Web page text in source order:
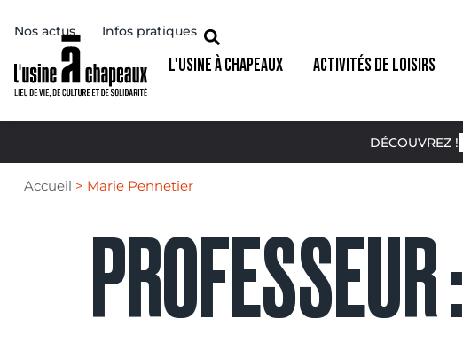
Nos actus Infos pratiques
L'USINE À CHAPEAUX ACTIVITÉS DE LOISIRS
DÉCOUVREZ !
Accueil > Marie Pennetier
PROFESSEUR :